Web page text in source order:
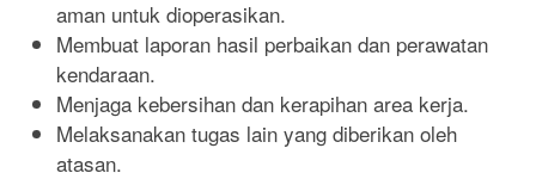
aman untuk dioperasikan.
Membuat laporan hasil perbaikan dan perawatan
kendaraan.
Menjaga kebersihan dan kerapihan area kerja.
Melaksanakan tugas lain yang diberikan oleh
atasan.